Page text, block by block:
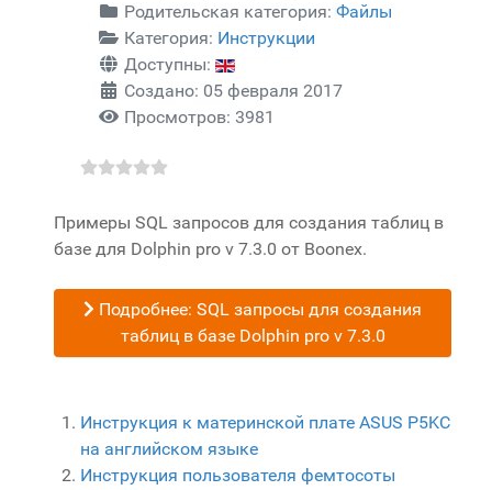
Родительская категория: Файлы
Категория: Инструкции
Доступны:
Создано: 05 февраля 2017
Просмотров: 3981
Примеры SQL запросов для создания таблиц в
базе для Dolphin pro v 7.3.0 от Boonex.
Подробнее: SQL запросы для создания
таблиц в базе Dolphin pro v 7.3.0
Инструкция к материнской плате ASUS P5KC
на английском языке
Инструкция пользователя фемтосоты